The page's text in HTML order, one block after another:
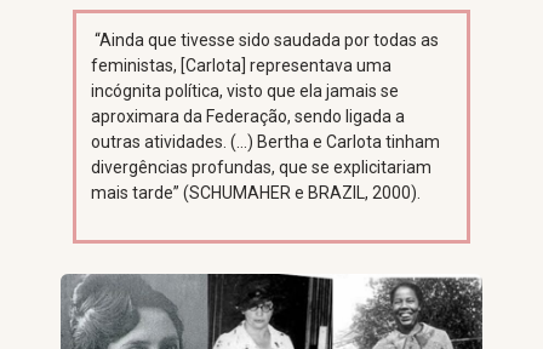
“Ainda que tivesse sido saudada por todas as
feministas, [Carlota] representava uma
incógnita política, visto que ela jamais se
aproximara da Federação, sendo ligada a
outras atividades. (…) Bertha e Carlota tinham
divergências profundas, que se explicitariam
mais tarde” (SCHUMAHER e BRAZIL, 2000).